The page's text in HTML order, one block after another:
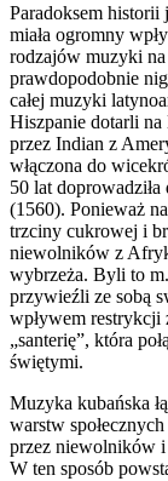
Paradoksem historii
miała ogromny
rodzajów muzyki
prawdopodobnie
całej muzyki
Hiszpanie dotarli na
przez Indian z
włączona do
50 lat
(1560). Ponieważ
trzciny cukrowej i
niewolników z
wybrzeża. Byli to
przywieźli ze sobą
wpływem
„santerię”, która
świętymi.
Muzyka kubańska
warstw
przez niewolników i
W ten sposób